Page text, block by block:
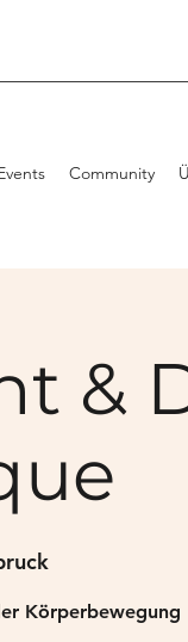
Community
&